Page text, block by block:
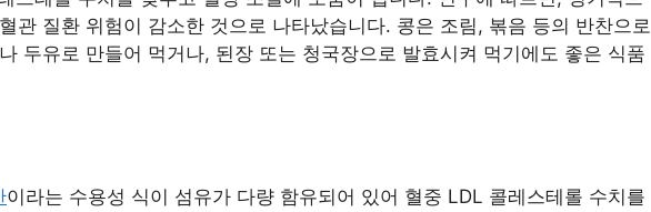
관 질환 위험이 감소한 것으로 나타났습니다. 콩은 조림, 볶음 등의 반찬으로
두유로 만들어 먹거나, 된장 또는 청국장으로 발효시켜 먹기에도 좋은 식품
이라는 수용성 식이 섬유가 다량 함유되어 있어 혈중 LDL 콜레스테롤 수치를